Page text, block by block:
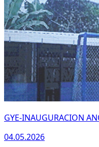
GYE-INAUGURACION
04.05.2026